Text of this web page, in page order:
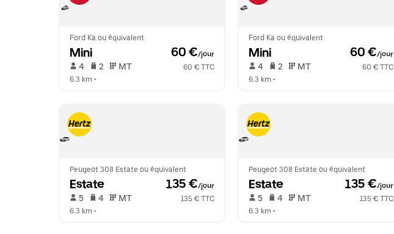
Ford Ka ou équivalent
Mini 60 €/jour
4 2 MT
60 € TTC
6.3 km •
Ford Ka ou équivalent
Mini 60 €/jour
4 2 MT
60 € TTC
6.3 km •
Peugeot 308 Estate ou équivalent
Estate 135 €/jour
5 4 MT
135 € TTC
6.3 km •
Peugeot 308 Estate ou équivalent
Estate 135 €/jour
5 4 MT
135 € TTC
6.3 km •